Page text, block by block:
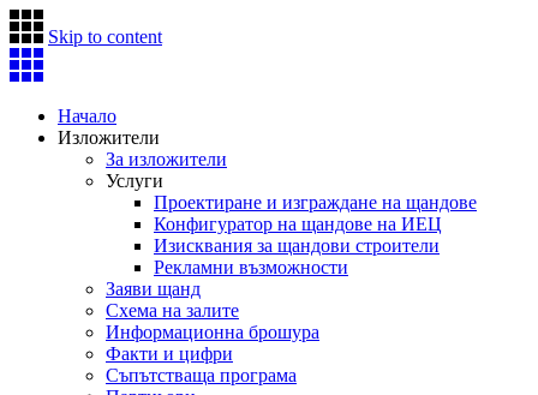
Skip to content
Начало
Изложители
За изложители
Услуги
Проектиране и изграждане на щандове
Конфигуратор на щандове на ИЕЦ
Изисквания за щандови строители
Рекламни възможности
Заяви щанд
Схема на залите
Информационна брошура
Факти и цифри
Съпътстваща програма